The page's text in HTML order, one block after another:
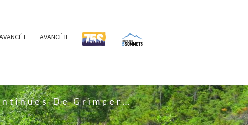
AVANCÉ I AVANCÉ II
De Grimper…